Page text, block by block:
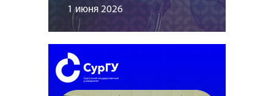
1 июня 2026